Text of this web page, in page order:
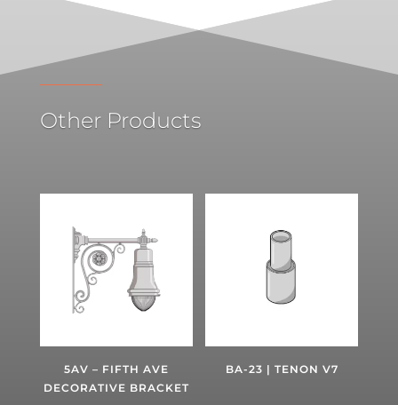
Other Products
5AV – FIFTH AVE
DECORATIVE BRACKET
BA-23 | TENON V7